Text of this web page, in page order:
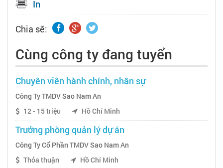
In
Chia sẽ:
Cùng công ty đang tuyển
Chuyên viên hành chính, nhân sự
Công Ty TMDV Sao Nam An
12 - 15 triệu
Hồ Chí Minh
Trưởng phòng quản lý dự án
Công Ty Cổ Phần TMDV Sao Nam An
Thỏa thuận
Hồ Chí Minh